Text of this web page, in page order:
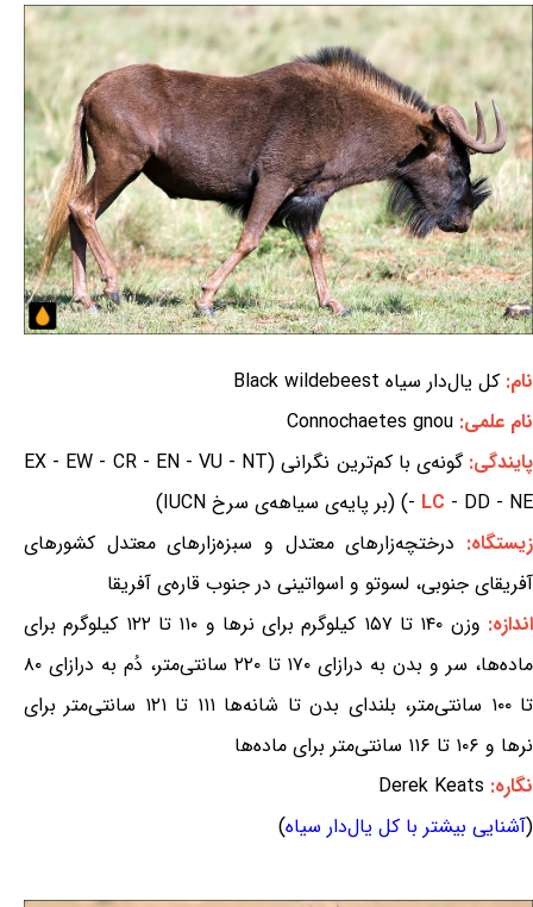
نام: کل یال‌دار سیاه Black wildebeest
نام علمی: Connochaetes gnou
پایندگی:
گونه‌ی با کم‌ترین نگرانی (EX - EW - CR - EN - VU - NT
- LC - DD - NE) (بر پایه‌ی سیاهه‌ی سرخ IUCN)
زیستگاه: درختچه‌زارهای معتدل و سبزه‌زارهای معتدل کشورهای
آفریقای جنوبی، لسوتو و اسواتینی در جنوب قاره‌ی آفریقا
اندازه:
وزن ۱۴۰ تا ۱۵۷ کیلوگرم برای نرها و ۱۱۰ تا ۱۲۲ کیلوگرم برای
ماده‌ها، سر و بدن به درازای ۱۷۰ تا ۲۲۰ سانتی‌متر، دُم به درازای ۸۰
تا ۱۰۰ سانتی‌متر، بلندای بدن تا شانه‌ها ۱۱۱ تا ۱۲۱ سانتی‌متر برای
نرها و ۱۰۶ تا ۱۱۶ سانتی‌متر برای ماده‌ها
نگاره: Derek Keats
(آشنایی بیشتر با کل یال‌دار سیاه)